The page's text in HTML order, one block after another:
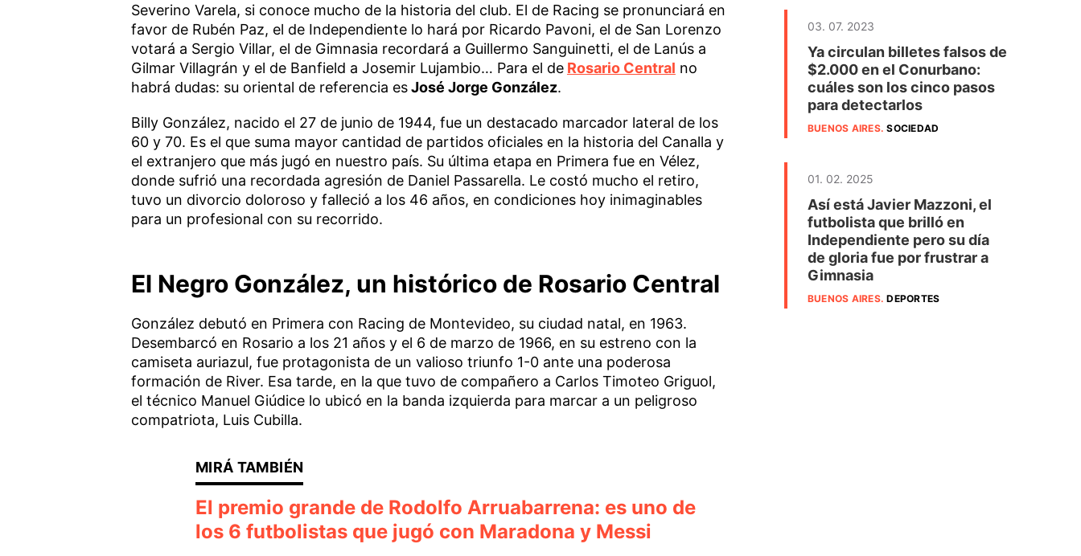
Severino Varela, si conoce mucho de la historia del club. El de Racing se pronunciará en
favor de Rubén Paz, el de Independiente lo hará por Ricardo Pavoni, el de San Lorenzo
votará a Sergio Villar, el de Gimnasia recordará a Guillermo Sanguinetti, el de Lanús a
Gilmar Villagrán y el de Banfield a Josemir Lujambio… Para el de Rosario Central no
habrá dudas: su oriental de referencia esJosé Jorge González.
Billy González, nacido el 27 de junio de 1944, fue un destacado marcador lateral de los
60 y 70. Es el que suma mayor cantidad de partidos oficiales en la historia del Canalla y
el extranjero que más jugó en nuestro país. Su última etapa en Primera fue en Vélez,
donde sufrió una recordada agresión de Daniel Passarella. Le costó mucho el retiro,
tuvo un divorcio doloroso y falleció a los 46 años, en condiciones hoy inimaginables
para un profesional con su recorrido.
El Negro González, un histórico de Rosario Central
González debutó en Primera con Racing de Montevideo, su ciudad natal, en 1963.
Desembarcó en Rosario a los 21 años y el 6 de marzo de 1966, en su estreno con la
camiseta auriazul, fue protagonista de un valioso triunfo 1-0 ante una poderosa
formación de River. Esa tarde, en la que tuvo de compañero a Carlos Timoteo Griguol,
el técnico Manuel Giúdice lo ubicó en la banda izquierda para marcar a un peligroso
compatriota, Luis Cubilla.
El premio grande de Rodolfo Arruabarrena: es uno de
los 6 futbolistas que jugó con Maradona y Messi
03. 07. 2023
Ya circulan billetes falsos de
$2.000 en el Conurbano:
cuáles son los cinco pasos
para detectarlos
BUENOS AIRES.SOCIEDAD
01. 02. 2025
Así está Javier Mazzoni, el
futbolista que brilló en
Independiente pero su día
de gloria fue por frustrar a
Gimnasia
BUENOS AIRES.DEPORTES